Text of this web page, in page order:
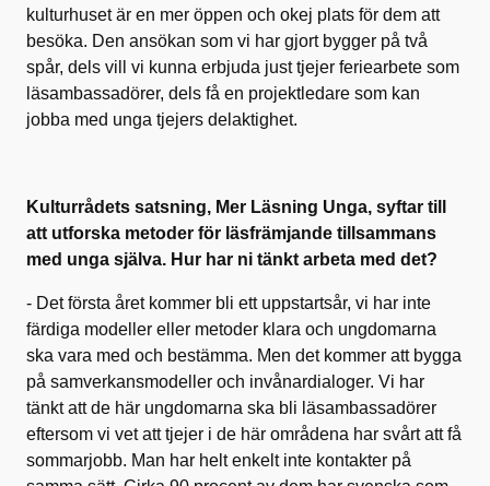
kulturhuset är en mer öppen och okej plats för dem att
besöka. Den ansökan som vi har gjort bygger på två
spår, dels vill vi kunna erbjuda just tjejer feriearbete som
läsambassadörer, dels få en projektledare som kan
jobba med unga tjejers delaktighet.
Kulturrådets satsning, Mer Läsning Unga, syftar till
att utforska metoder för läsfrämjande tillsammans
med unga själva. Hur har ni tänkt arbeta med det?
- Det första året kommer bli ett uppstartsår, vi har inte
färdiga modeller eller metoder klara och ungdomarna
ska vara med och bestämma. Men det kommer att bygga
på samverkansmodeller och invånardialoger. Vi har
tänkt att de här ungdomarna ska bli läsambassadörer
eftersom vi vet att tjejer i de här områdena har svårt att få
sommarjobb. Man har helt enkelt inte kontakter på